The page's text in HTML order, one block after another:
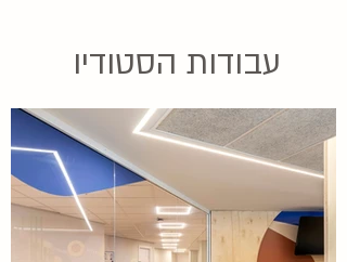
עבודות הסטודיו